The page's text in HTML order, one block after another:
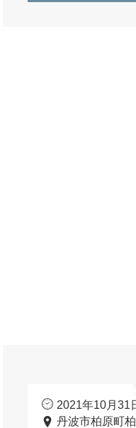
2021年10月31
丹波市柏原町